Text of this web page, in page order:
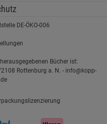
DE-ÖKO-006
Bücher ist:
Rottenburg a. N. - info@kopp-